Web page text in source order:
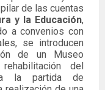
de las cuentas
y la Educación,
a convenios con
se introducen
de un Museo
del
la partida de